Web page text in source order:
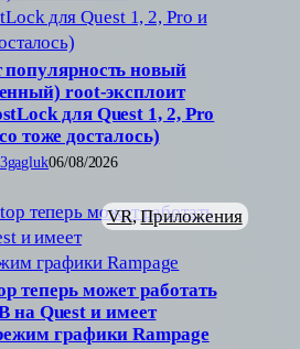
популярность новый
root-эксплоит
для Quest 1, 2, Pro
тоже досталось)
06/08/2026
теперь может работать
на Quest и имеет
графики Rampage
VR, Приложения